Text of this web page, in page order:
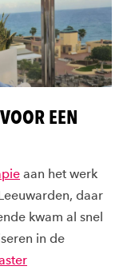
EEN
aan het werk
daar
kwam al snel
in de